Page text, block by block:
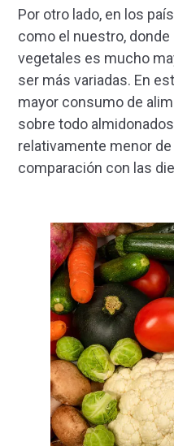
Por otro lado, en los
como el nuestro,
vegetales es mucho
ser más variadas. En
mayor consumo de
sobre todo
relativamente menor
comparación con las